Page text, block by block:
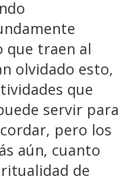
que traen al
olvidado esto,
que
servir para
pero los
aún, cuanto
de